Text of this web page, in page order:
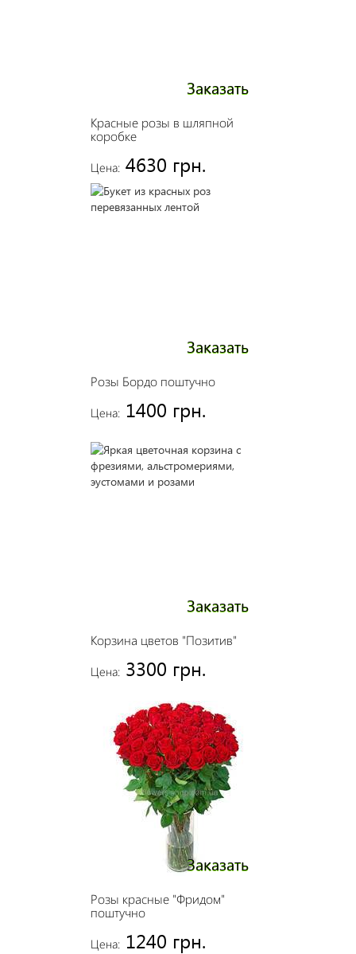
Красные розы в шляпной
коробке
Цена: 4630 грн.
Заказать
Розы Бордо поштучно
Цена: 1400 грн.
Заказать
Корзина цветов "Позитив"
Цена: 3300 грн.
Заказать
Розы красные "Фридом"
поштучно
Цена: 1240 грн.
Заказать